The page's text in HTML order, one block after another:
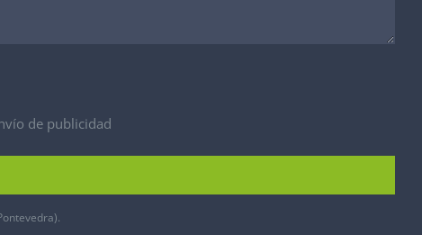
de publicidad